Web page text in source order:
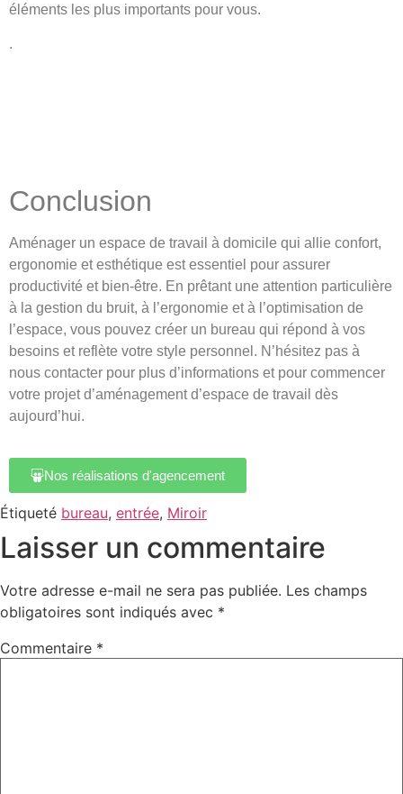
éléments les plus importants pour vous.
.
Conclusion
Aménager un espace de travail à domicile qui allie confort,
ergonomie et esthétique est essentiel pour assurer
productivité et bien-être. En prêtant une attention particulière
à la gestion du bruit, à l’ergonomie et à l’optimisation de
l’espace, vous pouvez créer un bureau qui répond à vos
besoins et reflète votre style personnel. N’hésitez pas à
nous contacter pour plus d’informations et pour commencer
votre projet d’aménagement d’espace de travail dès
aujourd’hui.
Nos réalisations d'agencement
Étiqueté bureau, entrée, Miroir
Laisser un commentaire
Votre adresse e-mail ne sera pas publiée. Les champs
obligatoires sont indiqués avec *
Commentaire *